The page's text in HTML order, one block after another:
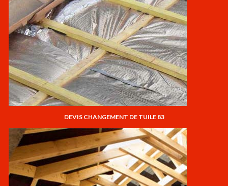
DEVIS CHANGEMENT DE TUILE 83